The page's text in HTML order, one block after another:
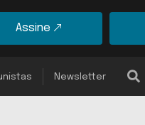
Assine
Newsletter